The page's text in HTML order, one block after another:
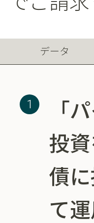
データ
「
投
債
て